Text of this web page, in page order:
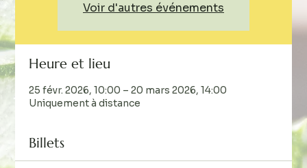
Voir d'autres événements
Heure et lieu
25 févr. 2026, 10:00 – 20 mars 2026, 14:00
Uniquement à distance
Billets